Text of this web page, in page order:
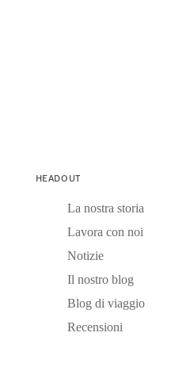
HEADOUT
La nostra storia
Lavora con noi
Notizie
Il nostro blog
Blog di viaggio
Recensioni